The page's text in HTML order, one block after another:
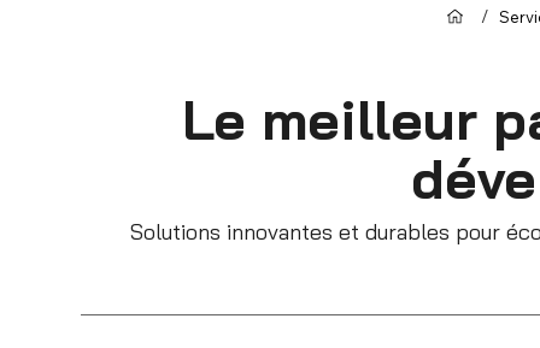
/
Le meilleur
Solutions innovantes et durables pour